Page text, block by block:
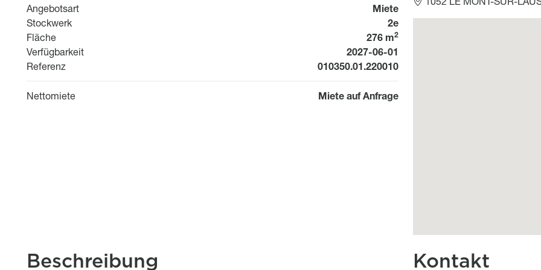
Angebotsart
Miete
Stockwerk
2e
Fläche
276 m2
Verfügbarkeit Available from
2027-06-01
Referenz
010350.01.220010
Nettomiete Miete auf Anfrage
Beschreibung Kontakt